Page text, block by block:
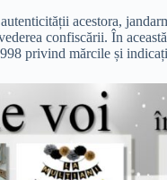
acestora,
confiscării. În
privind mărcile și